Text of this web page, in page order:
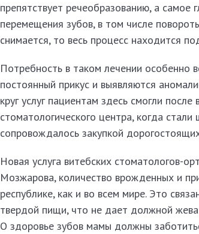
препятствует речеобразованию, а самое
перемещения зубов, в том числе
снимается, то весь процесс находится
Потребность в таком лечении особенно
постоянный прикус и выявляются
круг услуг пациентам здесь смогли
стоматологического центра, когда
сопровождалось закупкой
Новая услуга витебских стоматологов-
Мозжарова, количество врожденных и
республике, как и во всем мире. Это
твердой пищи, что не дает должной
О здоровье зубов мамы должны